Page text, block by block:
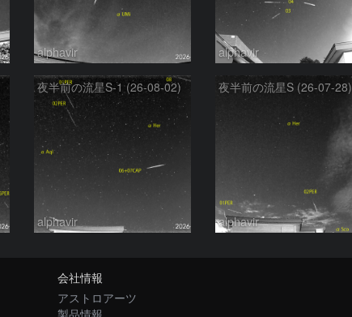
alphavir alphavir
夜半前の流星S-1 (26-08-02)
alphavir
夜半前の流星S (26-07-28)
alphavir
会社情報
アストロアーツ
製品情報